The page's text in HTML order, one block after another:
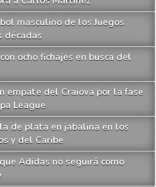
masculino de los Juegos
décadas
ocho fichajes en busca del
empate del Craiova por la fase
League
de plata en jabalina en los
y del Caribe
Adidas no seguirá como